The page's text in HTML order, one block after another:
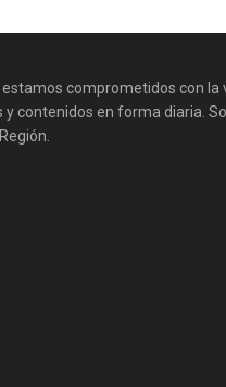
estamos comprometidos con la
contenidos en forma diaria.